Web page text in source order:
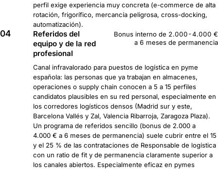
perfil exige experiencia muy concreta (e-commerce de alta
rotación, frigorífico, mercancía peligrosa, cross-docking,
automatización).
04
Referidos del
equipo y de la red
profesional
Bonus interno de 2.000-4.000 €
a 6 meses de permanencia
Canal infravalorado para puestos de logística en pyme
española: las personas que ya trabajan en almacenes,
operaciones o supply chain conocen a 5 a 15 perfiles
candidatos plausibles en su red personal, especialmente en
los corredores logísticos densos (Madrid sur y este,
Barcelona Vallés y Zal, Valencia Ribarroja, Zaragoza Plaza).
Un programa de referidos sencillo (bonus de 2.000 a
4.000 € a 6 meses de permanencia) suele cubrir entre el 15
y el 25 % de las contrataciones de Responsable de logística
con un ratio de fit y de permanencia claramente superior a
los canales abiertos. Especialmente eficaz en pymes